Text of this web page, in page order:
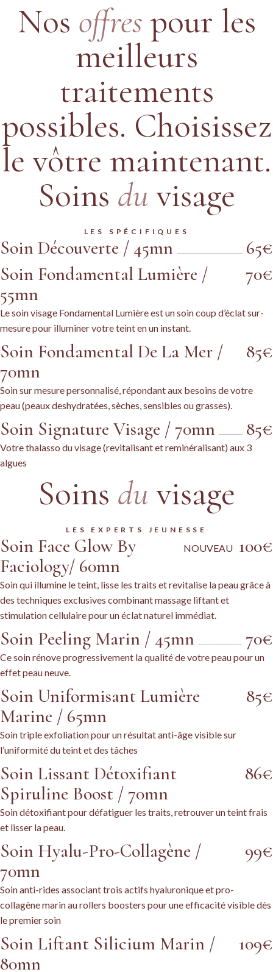
Nos offrespour les
meilleurs
traitements
possibles. Choisissez
le vôtre maintenant.
Soins duvisage
LES SPÉCIFIQUES
Soin Découverte / 45mn
65€
Soin Fondamental Lumière /
55mn
70€
Le soin visage Fondamental Lumière est un soin coup d’éclat sur-
mesure pour illuminer votre teint en un instant.
Soin Fondamental De La Mer /
70mn
85€
Soin sur mesure personnalisé, répondant aux besoins de votre
peau (peaux deshydratées, sèches, sensibles ou grasses).
Soin Signature Visage / 70mn 85€
Votre thalasso du visage (revitalisant et reminéralisant) aux 3
algues
Soins duvisage
LES EXPERTS JEUNESSE
Soin Face Glow By
Faciology/ 60mn
NOUVEAU 100€
Soin qui illumine le teint, lisse les traits et revitalise la peau grâce à
des techniques exclusives combinant massage liftant et
stimulation cellulaire pour un éclat naturel immédiat.
Soin Peeling Marin / 45mn 70€
Ce soin rénove progressivement la qualité de votre peau pour un
effet peau neuve.
Soin Uniformisant Lumière
Marine / 65mn
85€
Soin triple exfoliation pour un résultat anti-âge visible sur
l’uniformité du teint et des tâches
Soin Lissant Détoxifiant
Spiruline Boost / 70mn
86€
Soin détoxifiant pour défatiguer les traits, retrouver un teint frais
et lisser la peau.
Soin Hyalu-Pro-Collagène /
70mn
99€
Soin anti-rides associant trois actifs hyaluronique et pro-
collagène marin au rollers boosters pour une efficacité visible dès
le premier soin
Soin Liftant Silicium Marin /
80mn
109€